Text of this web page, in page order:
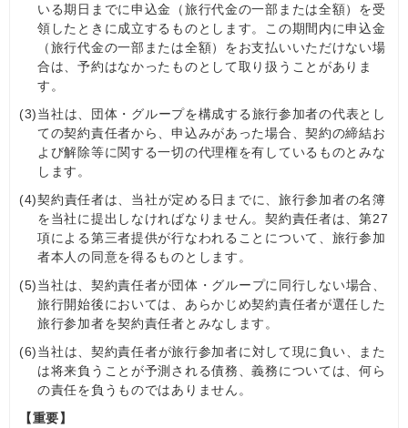
いる期日までに申込金（旅行代金の一部または全額）を受
領したときに成立するものとします。この期間内に申込金
（旅行代金の一部または全額）をお支払いいただけない場
合は、予約はなかったものとして取り扱うことがありま
す。
(3)当社は、団体・グループを構成する旅行参加者の代表とし
ての契約責任者から、申込みがあった場合、契約の締結お
よび解除等に関する一切の代理権を有しているものとみな
します。
(4)契約責任者は、当社が定める日までに、旅行参加者の名簿
を当社に提出しなければなりません。契約責任者は、第27
項による第三者提供が行なわれることについて、旅行参加
者本人の同意を得るものとします。
(5)当社は、契約責任者が団体・グループに同行しない場合、
旅行開始後においては、あらかじめ契約責任者が選任した
旅行参加者を契約責任者とみなします。
(6)当社は、契約責任者が旅行参加者に対して現に負い、また
は将来負うことが予測される債務、義務については、何ら
の責任を負うものではありません。
【重要】